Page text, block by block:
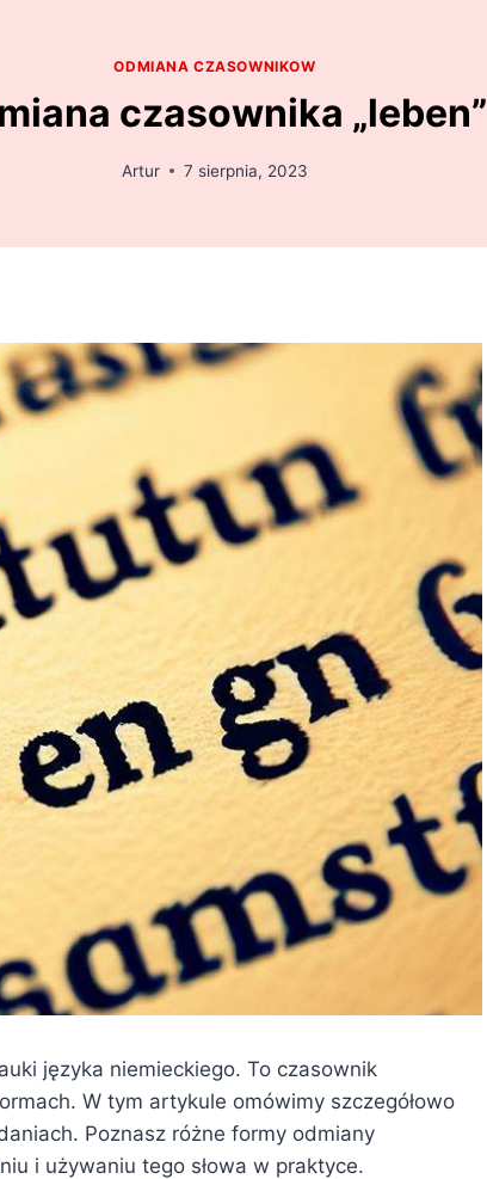
ODMIANA CZASOWNIKOW
czasownika „leben”
Artur 7 sierpnia, 2023
języka niemieckiego. To czasownik
W tym artykule omówimy szczegółowo
Poznasz różne formy odmiany
i używaniu tego słowa w praktyce.